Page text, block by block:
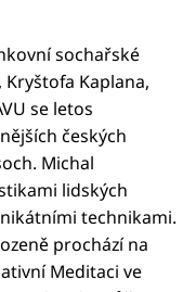
sochařské
Kryštofa Kaplana,
se letos
českých
Michal
lidských
technikami.
prochází na
Meditaci ve